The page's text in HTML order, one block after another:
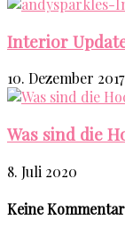
Interior
10. Dezember 2017
Was sind die
8. Juli 2020
Keine